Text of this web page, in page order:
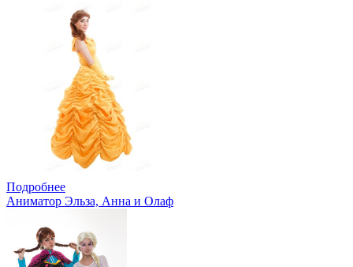
Подробнее
Аниматор Эльза, Анна и Олаф